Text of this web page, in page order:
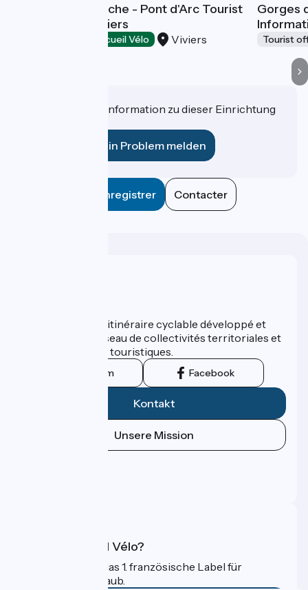
Gorges de l'Ardèche - Pont d'Arc Tourist
Information - Viviers
Accueil Vélo Viviers
Gorges
Tourist
Haben Sie eine Information zu dieser Einrichtung
Ein Problem melden
Enregistrer Contacter
ViaRhôna est un itinéraire cyclable développé et
promu par un réseau de collectivités territoriales et
leurs institutions touristiques.
Instagram Facebook
Kontakt
Unsere Mission
Was ist Accueil Vélo?
Accueil Vélo ist das 1. französische Label für
Radfahrer im Urlaub.